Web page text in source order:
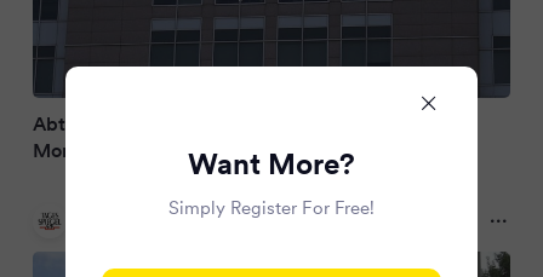
Abtreibungsverbot: Hirntote Schwangere seit 3
Monaten zwangsbeatmetWant More?
Simply Register For Free!